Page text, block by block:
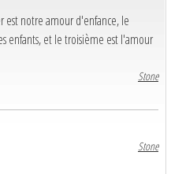
est notre amour d'enfance, le
enfants, et le troisième est l'amour
Stone
Stone